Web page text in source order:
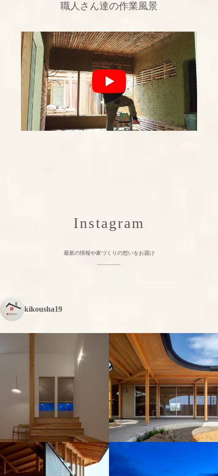
職人さん達の作業風景
Instagram
最新の情報や家づくりの想いをお届け
kikousha19